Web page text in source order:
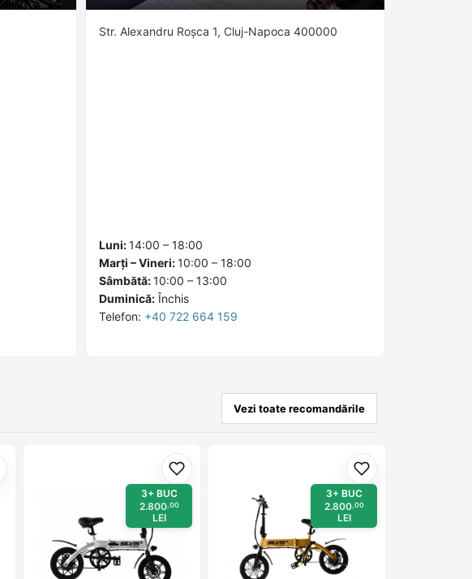
Str. Alexandru Roșca 1, Cluj-Napoca 400000
Luni:14:00 – 18:00
Marți – Vineri:10:00 – 18:00
Sâmbătă:10:00 – 13:00
Duminică: Închis
Telefon: +40 722 664 159
Vezi toate recomandările
la favorite Adaugă la favorite
3+ BUC
2.800,00
LEI
Adaugă la
3+ BUC
2.800,00
LEI